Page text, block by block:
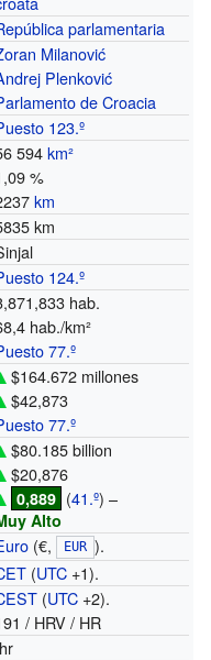
parlamentaria
Milanović
Plenković
de Croacia
123.º
594km²
%
km
km
124.º
hab.
hab./km²
77.º
$164.672 millones
$42,873
77.º
$80.185 billion
$20,876
0,889 (41.º) –
Alto
(€, EUR ).
(UTC +1).
(UTC +2).
/ HRV / HR